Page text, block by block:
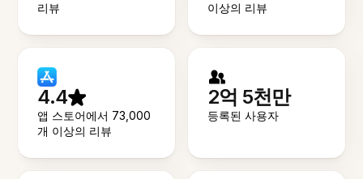
리뷰
이상의 리뷰
4.4
앱 스토어에서 73,000
개 이상의 리뷰
2억 5천만
등록된 사용자